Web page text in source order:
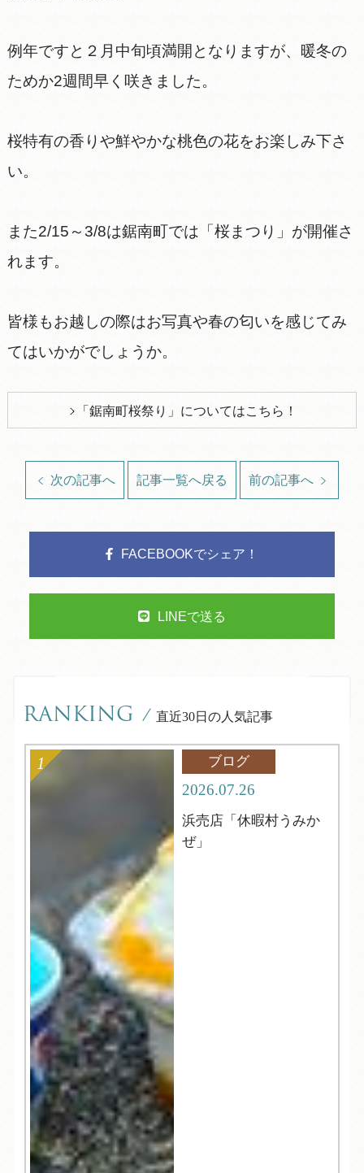
例年ですと２月中旬頃満開となりますが、暖冬の
ためか2週間早く咲きました。
桜特有の香りや鮮やかな桃色の花をお楽しみ下さ
い。
また2/15～3/8は鋸南町では「桜まつり」が開催さ
れます。
皆様もお越しの際はお写真や春の匂いを感じてみ
てはいかがでしょうか。
「鋸南町桜祭り」についてはこちら！
次の記事へ 記事一覧へ戻る 前の記事へ
FACEBOOKでシェア！
LINEで送る
RANKING / 直近30日の人気記事
ブログ
2026.07.26
浜売店「休暇村うみか
ぜ」